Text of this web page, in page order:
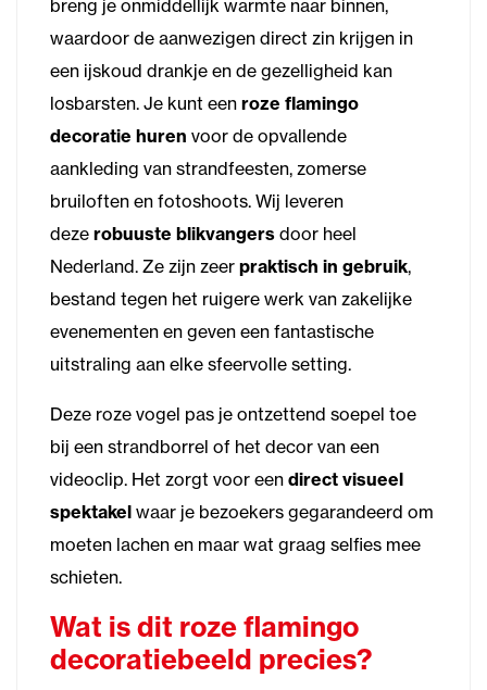
breng je onmiddellijk warmte naar binnen,
waardoor de aanwezigen direct zin krijgen in
een ijskoud drankje en de gezelligheid kan
losbarsten. Je kunt een roze flamingo
decoratie huren voor de opvallende
aankleding van strandfeesten, zomerse
bruiloften en fotoshoots. Wij leveren
deze robuuste blikvangers door heel
Nederland. Ze zijn zeer praktisch in gebruik,
bestand tegen het ruigere werk van zakelijke
evenementen en geven een fantastische
uitstraling aan elke sfeervolle setting.
Deze roze vogel pas je ontzettend soepel toe
bij een strandborrel of het decor van een
videoclip. Het zorgt voor een direct visueel
spektakel waar je bezoekers gegarandeerd om
moeten lachen en maar wat graag selfies mee
schieten.
Wat is dit roze flamingo
decoratiebeeld precies?